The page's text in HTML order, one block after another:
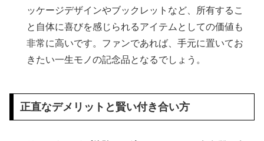
ッケージデザインやブックレットなど、所有するこ
と自体に喜びを感じられるアイテムとしての価値も
非常に高いです。ファンであれば、手元に置いてお
きたい一生モノの記念品となるでしょう。
正直なデメリットと賢い付き合い方